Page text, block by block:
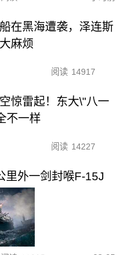
在黑海遭袭，泽连斯
麻烦
阅读 14917
惊雷起！东大\"八一
不一样
阅读 14227
里外一剑封喉F-15J